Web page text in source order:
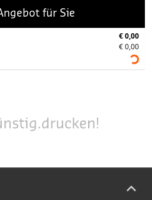
für Sie
€ 0,00
€ 0,00